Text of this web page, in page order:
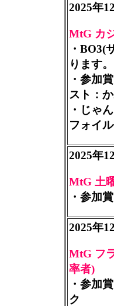
2025年
MtG カ
・BO3(
ります
・参加
スト：
・じゃ
フォイ
2025年
MtG 土
・参加
2025年
MtG フ
率者)
・参加
ク